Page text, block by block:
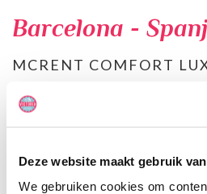
Deze website maakt gebruik
We gebruiken cookies om
Barcelona -
MCRENT COMFORT
voor maximaal 4 personen. Deze luxe
voldoende opbergruimte, een